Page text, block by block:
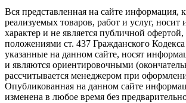
Вся представленная на сайте информация,
реализуемых товаров, работ и услуг,
характер и не является публичной
положениями ст. 437 Гражданского
указанные на данном сайте, носят
и являются ориентировочными
рассчитывается менеджером при
Опубликованная на данном сайте
изменена в любое время без